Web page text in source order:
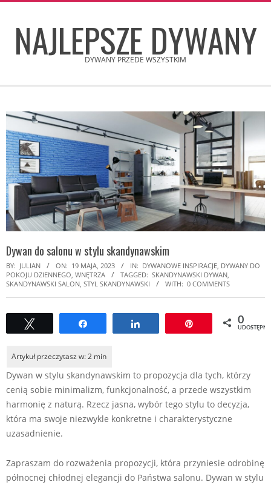
contentNAJLEPSZE DYWANY
DYWANY PRZEDE WSZYSTKIM
Menu
Dywan do salonu w stylu skandynawskim
BY: JULIAN ON: 19 MAJA, 2023 IN: DYWANOWE INSPIRACJE DYWANY DO
POKOJU DZIENNEGO WNĘTRZA TAGGED: SKANDYNAWSKI DYWAN
SKANDYNAWSKI SALON STYL SKANDYNAWSKI WITH: 0 COMMENTS
Udostępnij Udostępnij Przypnij 0
Dywan w stylu skandynawskim to propozycja dla tych, którzy
cenią sobie minimalizm, funkcjonalność, a przede wszystkim
harmonię z naturą. Rzecz jasna, wybór tego stylu to decyzja,
która ma swoje niezwykle konkretne i charakterystyczne
uzasadnienie.
Zapraszam do rozważenia propozycji, która przyniesie odrobinę
północnej chłodnej elegancji do Państwa salonu. Dywan w stylu